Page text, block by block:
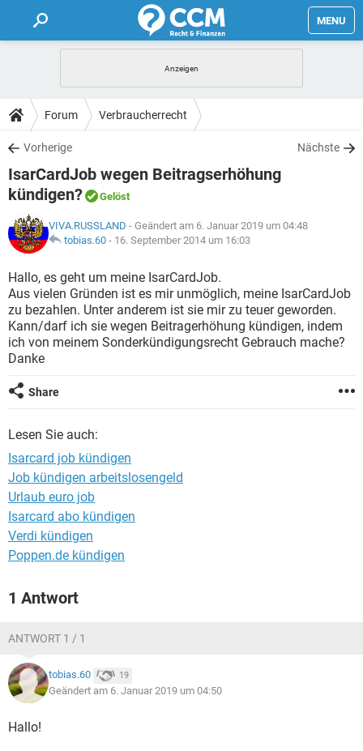
MENU
FORUM
TIPPS
LEXIKON
Forum Verbraucherrecht
Vorherige Nächste
IsarCardJob wegen Beitragserhöhung
kündigen?
Gelöst
VIVA.RUSSLAND - Geändert am 6. Januar 2019 um 04:48
tobias.60 - 16. September 2014 um 16:03
Hallo, es geht um meine IsarCardJob.
Aus vielen Gründen ist es mir unmöglich, meine IsarCardJob
zu bezahlen. Unter anderem ist sie mir zu teuer geworden.
Kann/darf ich sie wegen Beitragerhöhung kündigen, indem
ich von meinem Sonderkündigungsrecht Gebrauch mache?
Danke
Share
Lesen Sie auch:
Isarcard job kündigen
Job kündigen arbeitslosengeld
Urlaub euro job
Isarcard abo kündigen
Verdi kündigen
Poppen.de kündigen
1 Antwort
ANTWORT 1 / 1
tobias.60 19
Geändert am 6. Januar 2019 um 04:50
Hallo!